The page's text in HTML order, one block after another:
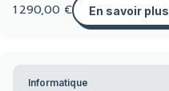
1 290,00 € En savoir plus
Informatique